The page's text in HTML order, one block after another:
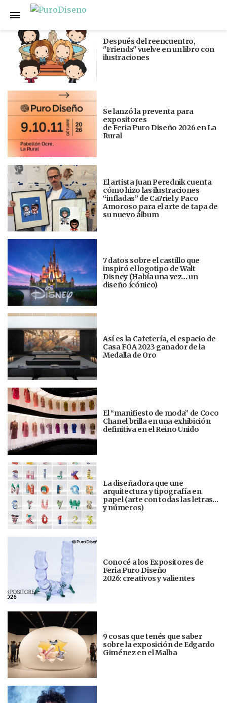
Anterior
Después del reencuentro,
"Friends" vuelve en un libro con
ilustraciones
Se lanzó la preventa para
expositores
de Feria Puro Diseño 2026 en La
Rural
El artista Juan Perednik cuenta
cómo hizo las ilustraciones
“infladas” de Ca7riel y Paco
Amoroso para el arte de tapa de
su nuevo álbum
7 datos sobre el castillo que
inspiró el logotipo de Walt
Disney (Había una vez... un
diseño ícónico)
Así es la Cafetería, el espacio de
Casa FOA 2023 ganador de la
Medalla de Oro
El “manifiesto de moda” de Coco
Chanel brilla en una exhibición
definitiva en el Reino Unido
La diseñadora que une
arquitectura y tipografía en
papel (arte con todas las letras…
y números)
Conocé a los Expositores de
Feria Puro Diseño
2026: creativos y valientes
9 cosas que tenés que saber
sobre la exposición de Edgardo
Giménez en el Malba
Siguiente